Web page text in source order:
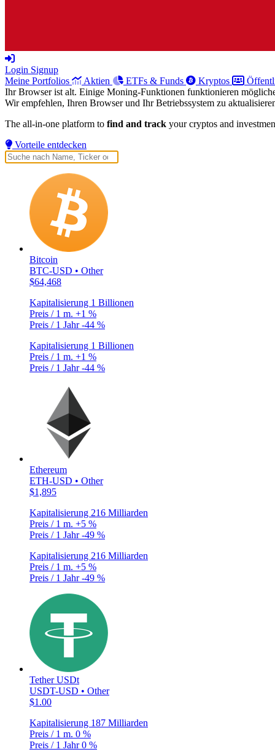
Login Signup
Meine Portfolios
Aktien ETFs & Funds Kryptos
Ihr Browser ist alt. Einige Moning-Funktionen funktionieren
Wir empfehlen, Ihren Browser und Ihr Betriebssystem zu
The all-in-one platform to find and track your cryptos and
Vorteile entdecken
Bitcoin
BTC-USD • Other
$64,468
Kapitalisierung 1 Billionen
Preis / 1 m. +1 %
Preis / 1 Jahr-44 %
Kapitalisierung 1 Billionen
Preis / 1 m. +1 %
Preis / 1 Jahr-44 %
Ethereum
ETH-USD • Other
$1,895
Kapitalisierung 216 Milliarden
Preis / 1 m. +5 %
Preis / 1 Jahr-49 %
Kapitalisierung 216 Milliarden
Preis / 1 m. +5 %
Preis / 1 Jahr-49 %
Tether USDt
USDT-USD • Other
$1.00
Kapitalisierung 187 Milliarden
Preis / 1 m. 0 %
Preis / 1 Jahr0 %